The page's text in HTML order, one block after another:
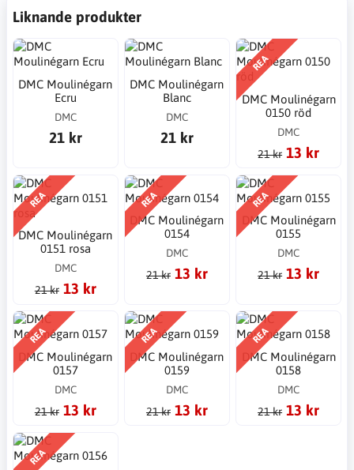
Liknande produkter
DMC Moulinégarn
Ecru
DMC
21 kr
DMC Moulinégarn
Blanc
DMC
21 kr
REA
DMC Moulinégarn
0150 röd
DMC
21 kr 13 kr
REA
DMC Moulinégarn
0151 rosa
DMC
21 kr 13 kr
REA
DMC Moulinégarn
0154
DMC
21 kr 13 kr
REA
DMC Moulinégarn
0155
DMC
21 kr 13 kr
REA
DMC Moulinégarn
0157
DMC
21 kr 13 kr
REA
DMC Moulinégarn
0159
DMC
21 kr 13 kr
REA
DMC Moulinégarn
0158
DMC
21 kr 13 kr
REA